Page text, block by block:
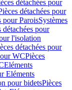
détachées pour
détachées pour
pour ParoisSystèmes
détachées pour
l'isolation
détachées pour
WCPièces
Eléments
Eléments
pour bidetsPièces